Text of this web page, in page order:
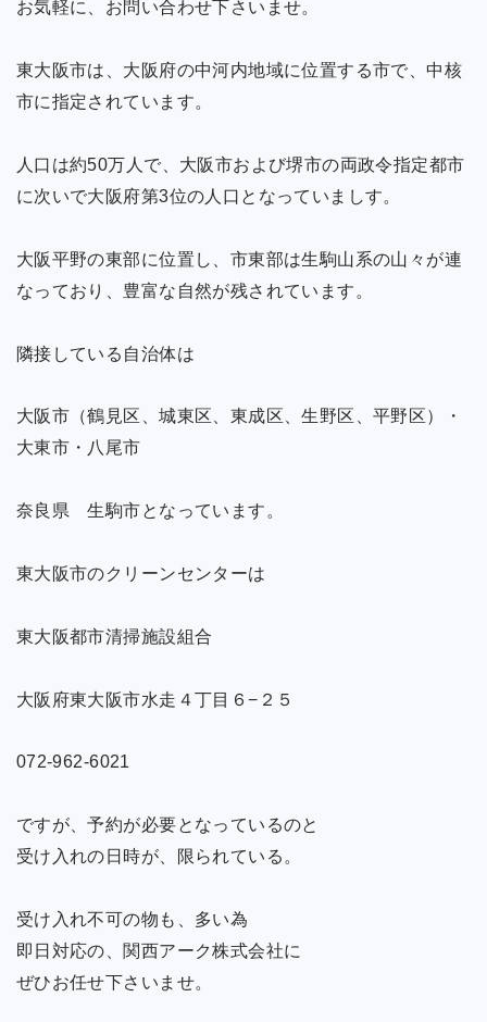
お気軽に、お問い合わせ下さいませ。
東大阪市は、大阪府の中河内地域に位置する市で、中核
市に指定されています。
人口は約50万人で、大阪市および堺市の両政令指定都市
に次いで大阪府第3位の人口となっていましす。
大阪平野の東部に位置し、市東部は生駒山系の山々が連
なっており、豊富な自然が残されています。
隣接している自治体は
大阪市（鶴見区、城東区、東成区、生野区、平野区）・
大東市・八尾市
奈良県 生駒市となっています。
東大阪市のクリーンセンターは
東大阪都市清掃施設組合
大阪府東大阪市水走４丁目６−２５
072-962-6021
ですが、予約が必要となっているのと
受け入れの日時が、限られている。
受け入れ不可の物も、多い為
即日対応の、関西アーク株式会社に
ぜひお任せ下さいませ。